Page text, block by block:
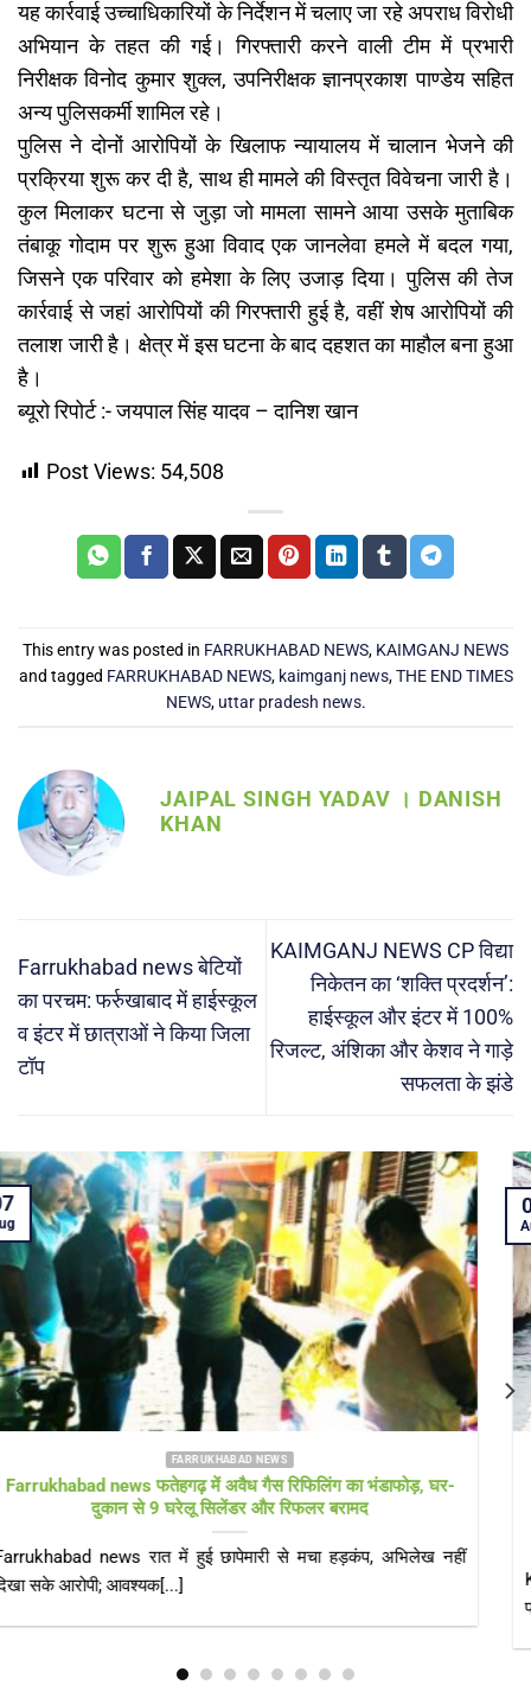
यह कार्रवाई उच्चाधिकारियों के निर्देशन में चलाए जा रहे अपराध विरोधी
अभियान के तहत की गई। गिरफ्तारी करने वाली टीम में प्रभारी
निरीक्षक विनोद कुमार शुक्ल, उपनिरीक्षक ज्ञानप्रकाश पाण्डेय सहित
अन्य पुलिसकर्मी शामिल रहे।
पुलिस ने दोनों आरोपियों के खिलाफ न्यायालय में चालान भेजने की
प्रक्रिया शुरू कर दी है, साथ ही मामले की विस्तृत विवेचना जारी है।
कुल मिलाकर घटना से जुड़ा जो मामला सामने आया उसके मुताबिक
तंबाकू गोदाम पर शुरू हुआ विवाद एक जानलेवा हमले में बदल गया,
जिसने एक परिवार को हमेशा के लिए उजाड़ दिया। पुलिस की तेज
कार्रवाई से जहां आरोपियों की गिरफ्तारी हुई है, वहीं शेष आरोपियों की
तलाश जारी है। क्षेत्र में इस घटना के बाद दहशत का माहौल बना हुआ
है।
ब्यूरो रिपोर्ट :- जयपाल सिंह यादव – दानिश खान
Post Views: 54,508
This entry was posted in FARRUKHABAD NEWS, KAIMGANJ NEWS
and tagged FARRUKHABAD NEWS, kaimganj news,THE END TIMES
NEWS, uttar pradesh news.
JAIPAL SINGH YADAV । DANISH
KHAN
Farrukhabad news बेटियों
का परचम: फर्रुखाबाद में हाईस्कूल
व इंटर में छात्राओं ने किया जिला
टॉप
KAIMGANJ NEWS CP विद्या
निकेतन का ‘शक्ति प्रदर्शन’:
हाईस्कूल और इंटर में 100%
रिजल्ट, अंशिका और केशव ने गाड़े
सफलता के झंडे
FARRUKHABAD NEWS KAIMGANJ NEWS
KAIMGANJ NEWS प्रधानमंत्री आवास योजना पर उठे सवाल! कच्चे
टीनशेड में गुजर रही जिंदगी, कई बार गुहार के बाद भी नहीं मिला गरीबों को
पक्का आशियाना
KAIMGANJ NEWS कायमगंज, फर्रुखाबाद। केंद्र सरकार की महत्वाकांक्षी
05
Aug